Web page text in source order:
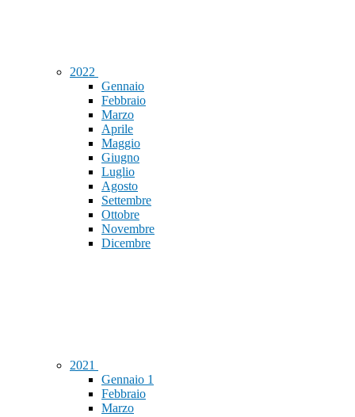
2022
Gennaio
Febbraio
Marzo
Aprile
Maggio
Giugno
Luglio
Agosto
Settembre
Ottobre
Novembre
Dicembre
2021
Gennaio 1
Febbraio
Marzo